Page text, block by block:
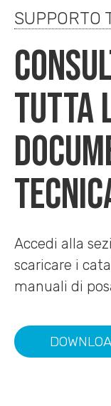
SUPPORTO
TUTTA
Accedi alla
scaricare i
manuali di